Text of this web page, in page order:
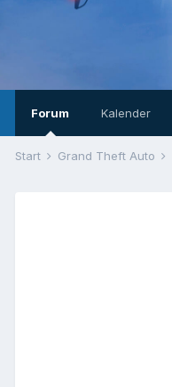
Forum Kalender
Start Grand Theft Auto